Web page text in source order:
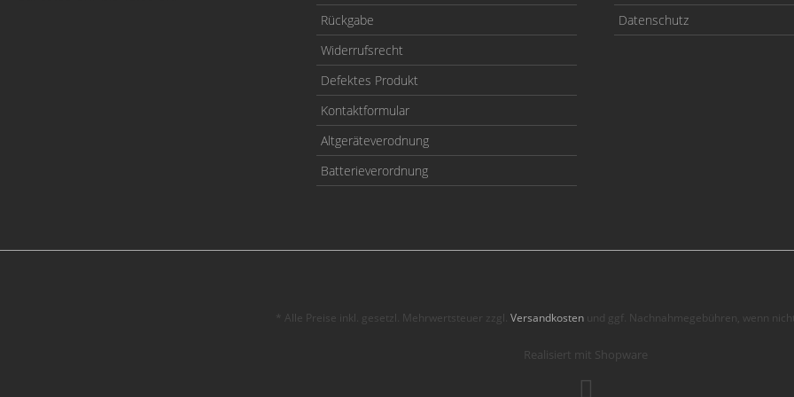
Rückgabe
Widerrufsrecht
Defektes Produkt
Kontaktformular
Altgeräteverodnung
Batterieverordnung
Datenschutz
* Alle Preise inkl. gesetzl. Mehrwertsteuer zzgl. Versandkostenund ggf. Nachnahmegebühren, wenn
Realisiert mit Shopware